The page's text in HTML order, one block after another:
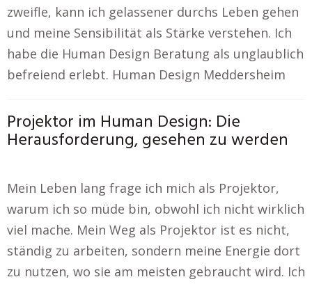
zweifle, kann ich gelassener durchs Leben gehen
und meine Sensibilität als Stärke verstehen. Ich
habe die Human Design Beratung als unglaublich
befreiend erlebt. Human Design Meddersheim
Projektor im Human Design: Die
Herausforderung, gesehen zu werden
Mein Leben lang frage ich mich als Projektor,
warum ich so müde bin, obwohl ich nicht wirklich
viel mache. Mein Weg als Projektor ist es nicht,
ständig zu arbeiten, sondern meine Energie dort
zu nutzen, wo sie am meisten gebraucht wird. Ich